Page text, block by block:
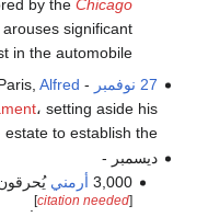
by theChicago
arouses significant
in the automobile.
27 نوفمبر - At the Swedish-Norwegian Club in Paris,
Alfred
، setting aside his
estate to establish the
ديسمبر -
3,000 أرمني
[
citation needed
]
.